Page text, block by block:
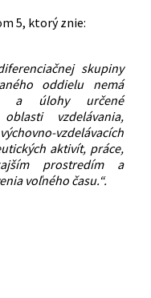
5, ktorý znie:
skupiny
oddielu nemá
a úlohy určené
vzdelávania,
vzdelávacích
aktivít, práce,
prostredím a
voľného času.“.